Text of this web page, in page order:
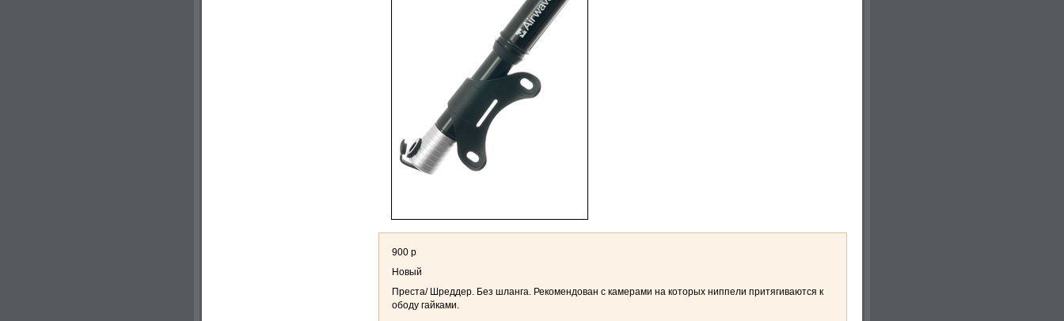
900 р
Новый
Преста/ Шреддер. Без шланга. Рекомендован с камерами на которых ниппели притягиваются к
ободу гайками.